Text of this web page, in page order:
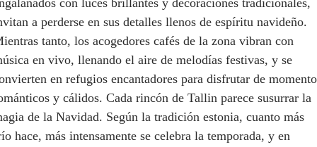
con luces brillantes y decoraciones tradicionales,
a perderse en sus detalles llenos de espíritu navideño.
tanto, los acogedores cafés de la zona vibran con
en vivo, llenando el aire de melodías festivas, y se
en refugios encantadores para disfrutar de
y cálidos. Cada rincón de Tallin parece susurrar la
de la Navidad. Según la tradición estonia, cuanto más
hace, más intensamente se celebra la temporada, y en